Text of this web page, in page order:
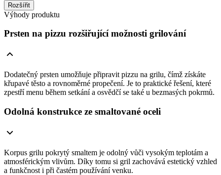
Rozšířit
Výhody produktu
Prsten na pizzu rozšiřující možnosti grilování
Dodatečný prsten umožňuje připravit pizzu na grilu, čímž získáte
křupavé těsto a rovnoměrné propečení. Je to praktické řešení, které
zpestří menu během setkání a osvědčí se také u bezmasých pokrmů.
Odolná konstrukce ze smaltované oceli
Korpus grilu pokrytý smaltem je odolný vůči vysokým teplotám a
atmosférickým vlivům. Díky tomu si gril zachovává estetický vzhled
a funkčnost i při častém používání venku.